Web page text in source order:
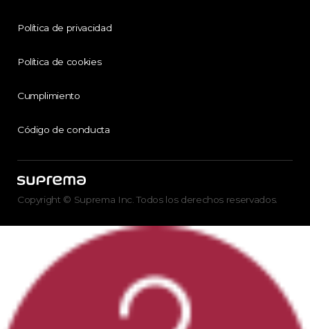
Política de privacidad
Política de cookies
Cumplimiento
Código de conducta
Copyright © Suprema Inc. Todos los derechos reservados.